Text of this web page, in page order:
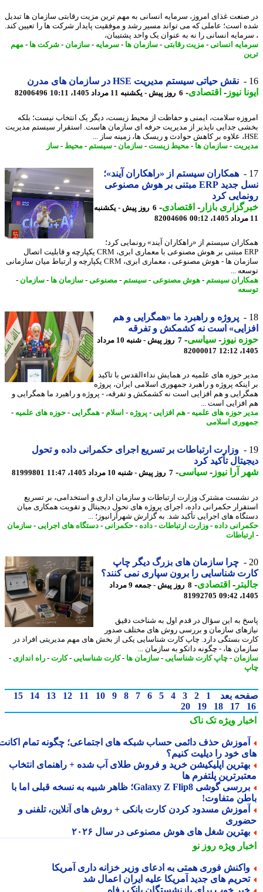
غذای امروز، سرمایه انسانی به مهم ترین مزیت رقابتی سازمان ها تبدیل
است؛ عاملی که می تواند مسیر رشد و موفقیت پایدار شرکت ها را تعیین کند.
انسانی را نه به عنوان یک واحد پشتیبان،
انسانی-مزیت رقابتی-سازمان ها- سرمایه -سازمان -شرکت ها- مهم
نقش حیاتی سیستم مدیریت HSE در سازمان های مدرن
نیوز-اقتصادی-6 روز پیش - یکشنبه 11 مرداد 1405، 10:11 82006496
سلامت، ایمنی و حفاظت از محیط زیست، دیگر یک انتخاب نیست؛ بلکه
جدایی ناپذیر از مدیریت حرفه ای سازمان هاست. استقرار سیستم مدیریت
-سازمان ها- محیط زیست-سازمان -سیستم-محیط-ساز
همکاران سیستم از «راهکاران آیند»؛
نسل جدید ERP مبتنی بر هوش مصنوعی
کرد
بازار- اقتصادی- 6 روز پیش - یکشنبه
82004606
سیستم از «راهکاران آیند» رونمایی کرد؛
ERP مبتنی بر هوش مصنوعی با معماری ابری، CRM یکپارچه و قابلیت اتصال
سازمان ها - هوش مصنوعی ، معماری ابری، CRM یکپارچه و ارتباط میان سازمانی
...
سیستم-هوش مصنوعی-سیستم-مصنوعی-سازمان ها- سازمان -
پروژه و راهبرد ما «همگرایی و هم
است نه کشمکش و تفرقه
نیوز-سیاسی-
7 روز پیش - شنبه 10 مرداد
82000017
حوزه های علمیه در همایش نداءالقدس با تاکید
پروژه و راهبرد جمهوری اسلامی ایران، پروژه
و هم افزایی است نه کشمکش و تفرقه، - پروژه و راهبرد ما همگرایی و
است ...
حوزه های علمیه-هم افزایی- پروژه-اسلام-همگرایی- حوزه های علمیه-
اسلامی
وزارت ارتباطات بر تسریع اجرای حکمرانی داده و تحول
تأکید کرد
آرا نیوز-سیاسی-7 روز پیش - شنبه 10 مرداد 1405، 11:47 81999801
مشترک وزارت ارتباطات و سازمان اداری و استخدامی، بر تسریع
حکمرانی داده، اجرای پروژه های تحول دیجیتال و تقویت همکاری میان
های اجرایی تأکید شد. به گزارش شهرآرانیوز؛ ...
داده - وزارت ارتباطات-داده - حکمرانی- دستگاه های اجرایی- سازمان
چرا سازمان های بزرگ دیگر چاپ
شناسایی را برون سپاری نمی کنند؟
-اقتصادی-
8 روز پیش - جمعه 9 مرداد
81992705
به این سؤال در قدم اول به شناخت دقیق
سازمان و بررسی روش های مختلف صدور
بستگی دارد. چاپ کارت شناسایی یکی از بخش های مهم مدیریتی افراد در
ها، - چگونه داتکو به سازمان ...
-چاپ کارت شناسایی-سازمان ها- کارت شناسایی-کارت- راه اندازی-
بعد 1
2
3
4
5
6
7
8
9
10
11
12
13
14
15
17
18
19
20
ویژهتک ناک
حذف دائمی حساب شبکه های اجتماعی؛ چگونه تمام اکانت
خود را دیلیت کنیم؟
اپلیکیشن خرید و فروش طلای آب شده + راهنمای انتخاب
پلتفرم ها
بررسی گوشی Galaxy Z Flip8؛ ظاهر شبیه به نسخه قبلی اما با
متفاوت!
مسدود کردن کارت بانکی + روش های آنلاین، تلفنی و
شغل های هوش مصنوعی در سال ۲۰۲۶
ویژهروز نو
فوری همتی به ادعای وزیر خزانه داری آمریکا
های جدید آمریکا علیه ایران اعمال شد